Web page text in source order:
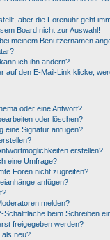
aber die Forenuhr geht
Board nicht zur Auswahl!
meinem Benutzernamen
ich ihn ändern?
auf den E-Mail-Link klicke,
oder eine Antwort?
oder löschen?
eine Signatur anfügen?
erstellen?
eine Umfrage?
Foren nicht zugreifen?
anfügen?
melden?
Schaltfläche beim Schreiben
freigegeben werden?
als neu?